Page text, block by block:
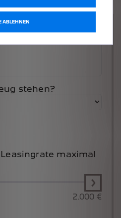
stehen?
maximal
2.000 €
ABLEHNEN